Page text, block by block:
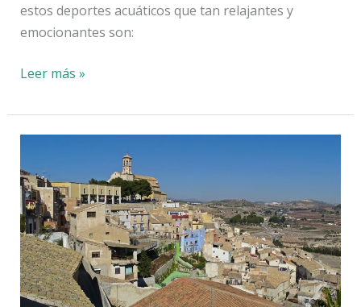
estos deportes acuáticos que tan relajantes y
emocionantes son:
Las
playas
de
para
hacer
snorkel
Leer más »